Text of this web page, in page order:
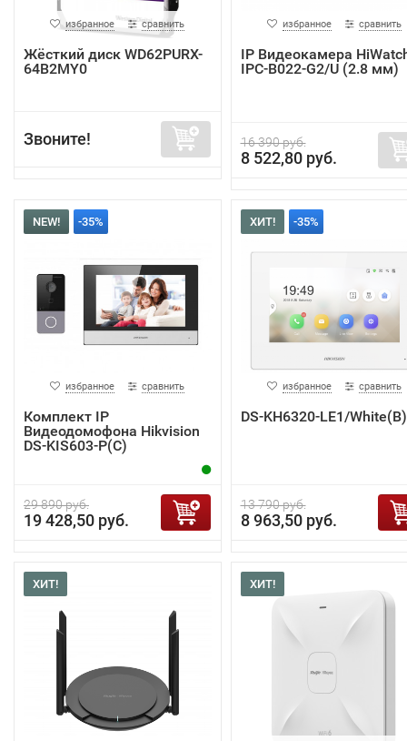
избранное сравнить
Жёсткий диск WD62PURX-
64B2MY0
Звоните!
избранное сравнить
IP Видеокамера
IPC-B022-G2/U (2.8 мм)
16 390 руб.
8 522,80 руб.
NEW! -35%
избранное сравнить
Комплект IP
Видеодомофона Hikvision
DS-KIS603-P(C)
29 890 руб.
19 428,50 руб.
ХИТ! -35%
избранное сравнить
DS-KH6320-LE1/White(B)
13 790 руб.
8 963,50 руб.
ХИТ! ХИТ!